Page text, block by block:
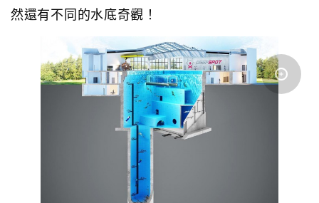
然還有不同的水底奇觀！